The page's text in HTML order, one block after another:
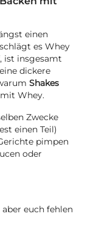
einen
es Whey
ist insgesamt
dickere
Shakes
Whey.
Zwecke
einen Teil)
pimpen
oder
euch fehlen